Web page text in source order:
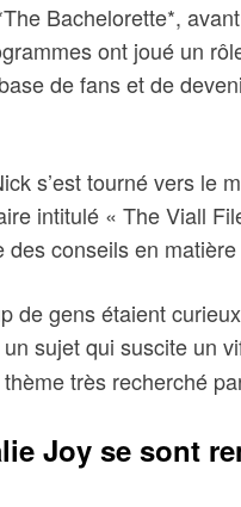
Bachelorette*,
ont joué un
de fans et de
s’est tourné vers le
intitulé « The Viall
conseils en
de gens étaient
sujet qui suscite un
très recherché
Joy se sont